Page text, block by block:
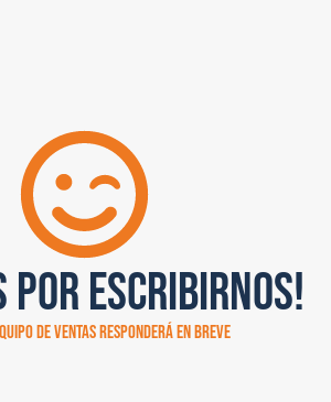
por Escribirnos!
DE VENTAS RESPONDERÁ EN BREVE